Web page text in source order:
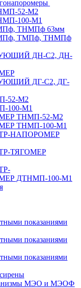
52-М2
100-М1
ТНМПф 63мм
ТМПф, ТНМПф
ДН-С2, ДН-
ДГ-С2, ДГ-
52-М2
100-М1
ТНМП-52-М2
ТНМП-100-М1
НАПОРОМЕР
ТЯГОМЕР
ДТНМП-100-М1
показаниями
показаниями
показаниями
МЭО и МЭОФ